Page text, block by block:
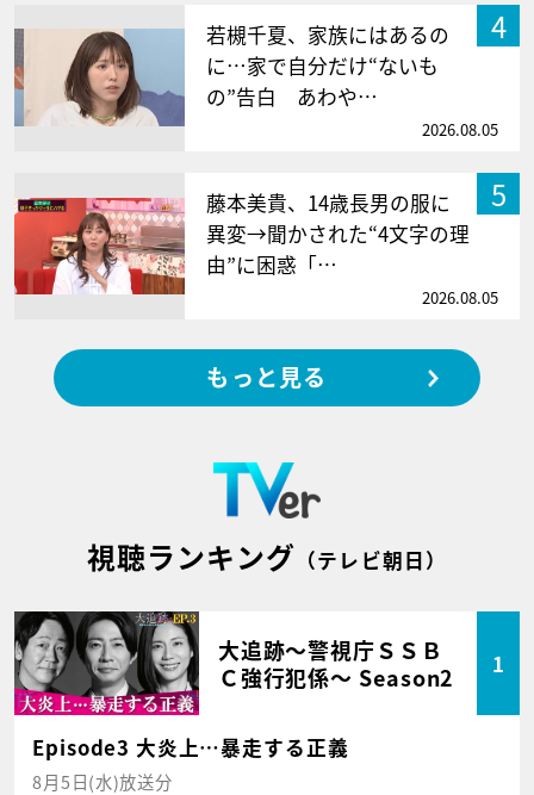
4
若槻千夏、家族にはあるの
に…家で自分だけ“ないも
の”告白 あわや…
2026.08.05
5
藤本美貴、14歳長男の服に
異変→聞かされた“4文字の理
由”に困惑「…
2026.08.05
もっと見る
視聴ランキング （テレビ朝日）
大追跡～警視庁ＳＳＢ
Ｃ強行犯係～ Season2
1
Episode3 大炎上…暴走する正義
8月5日(水)放送分